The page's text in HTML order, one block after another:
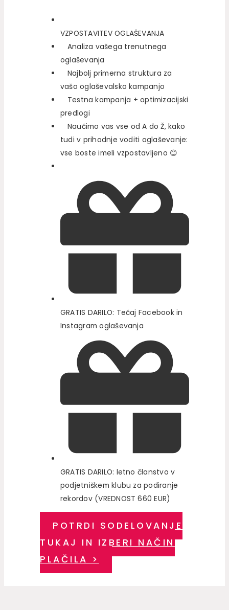
VZPOSTAVITEV OGLAŠEVANJA
Analiza vašega trenutnega
oglaševanja
Najbolj primerna struktura za
vašo oglaševalsko kampanjo
Testna kampanja + optimizacijski
predlogi
Naučimo vas vse od A do Ž, kako
tudi v prihodnje voditi oglaševanje:
vse boste imeli vzpostavljeno 😊
GRATIS DARILO: Tečaj Facebook in
Instagram oglaševanja
GRATIS DARILO: letno članstvo v
podjetniškem klubu za podiranje
rekordov (VREDNOST 660 EUR)
POTRDI SODELOVANJE
TUKAJ IN IZBERI NAČIN
PLAČILA >